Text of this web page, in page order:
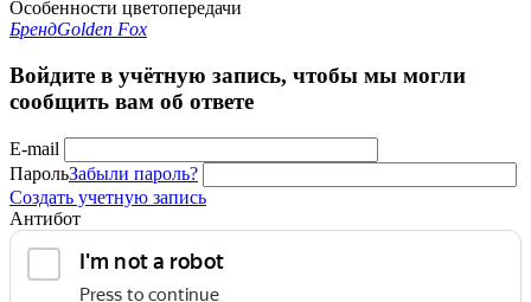
Особенности цветопередачи
БрендGolden Fox
Войдите в учётную запись, чтобы мы могли
сообщить вам об ответе
E-mail
ПарольЗабыли пароль?
Создать учетную запись
Антибот